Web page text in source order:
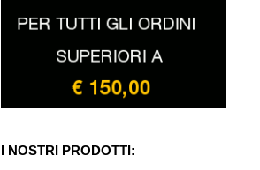
I NOSTRI PRODOTTI: